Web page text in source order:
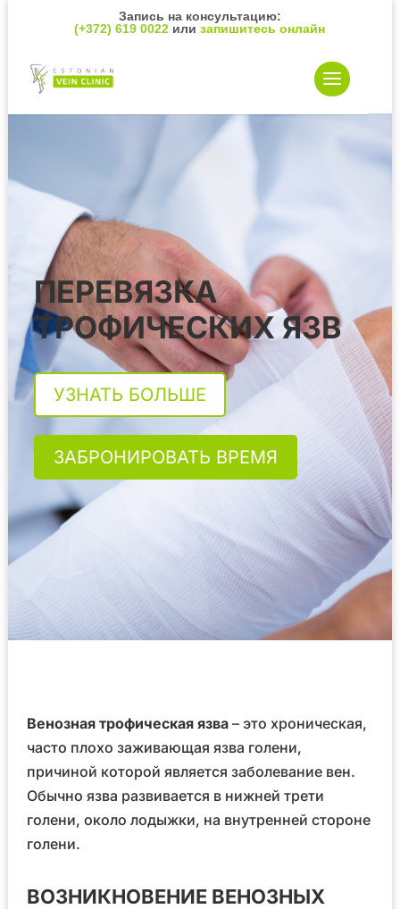
Запись на консультацию:
(+372) 619 0022 илизапишитесь онлайн
ПЕРЕВЯЗКА
ТРОФИЧЕСКИХ ЯЗВ
УЗНАТЬ БОЛЬШЕ
ЗАБРОНИРОВАТЬ ВРЕМЯ
Венозная трофическая язва – это хроническая,
часто плохо заживающая язва голени,
причиной которой является заболевание вен.
Обычно язва развивается в нижней трети
голени, около лодыжки, на внутренней стороне
голени.
ВОЗНИКНОВЕНИЕ ВЕНОЗНЫХ